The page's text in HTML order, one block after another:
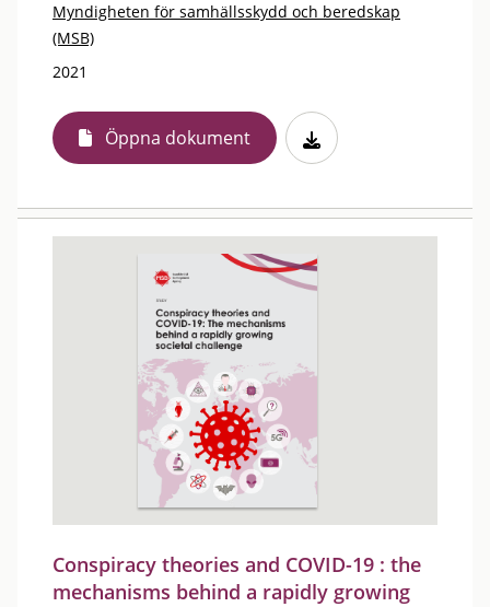
Myndigheten för samhällsskydd och beredskap
(MSB)
2021
Öppna dokument
Conspiracy theories and COVID-19 : the
mechanisms behind a rapidly growing